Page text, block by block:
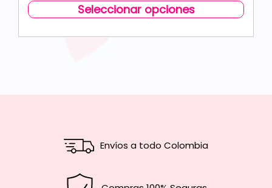
Seleccionar opciones
Envíos a todo Colombia